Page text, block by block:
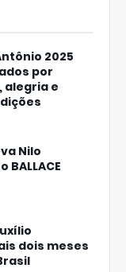
2025
por
alegria e
Nilo
BALLACE
dois meses